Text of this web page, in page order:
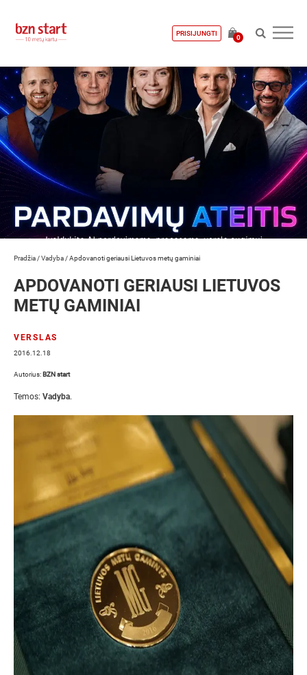
PRISIJUNGTI
0
Pradžia /Vadyba /Apdovanoti geriausi Lietuvos metų gaminiai
APDOVANOTI GERIAUSI LIETUVOS
METŲ GAMINIAI
VERSLAS
2016.12.18
Autorius: BZN start
Temos: Vadyba.